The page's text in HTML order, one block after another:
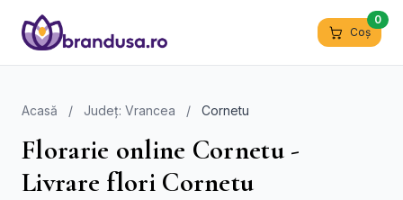
Coș
0
Acasă / Județ: Vrancea / Cornetu
Florarie online Cornetu -
Livrare flori Cornetu